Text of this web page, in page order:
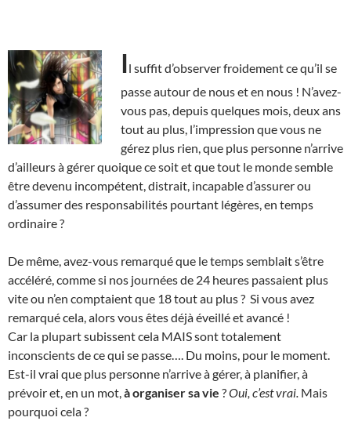
Il suffit d’observer froidement ce qu’il se
passe autour de nous et en nous ! N’avez-
vous pas, depuis quelques mois, deux ans
tout au plus, l’impression que vous ne
gérez plus rien, que plus personne n’arrive
d’ailleurs à gérer quoique ce soit et que tout le monde semble
être devenu incompétent, distrait, incapable d’assurer ou
d’assumer des responsabilités pourtant légères, en temps
ordinaire ?
De même, avez-vous remarqué que le temps semblait s’être
accéléré, comme si nos journées de 24 heures passaient plus
vite ou n’en comptaient que 18 tout au plus ? Si vous avez
remarqué cela, alors vous êtes déjà éveillé et avancé !
Car la plupart subissent cela MAIS sont totalement
inconscients de ce qui se passe…. Du moins, pour le moment.
Est-il vrai que plus personne n’arrive à gérer, à planifier, à
prévoir et, en un mot, à organiser sa vie ?Oui, c’est vrai. Mais
pourquoi cela ?